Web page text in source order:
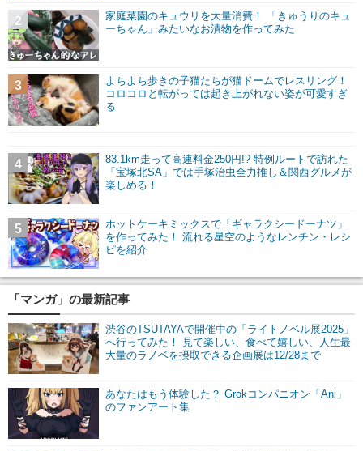
家庭菜園のキュウリを大量消費！ 「きゅうりのキュ
ーちゃん」みたいなお漬物を作ってみた
2
よちよち歩きの子猫たちが猫ドームでレスリング！
コロコロと転がっては起き上がれない姿が可愛すぎ
る
3
83.1km走って高速料金250円!? 特例ルートで訪れた
「宝塚北SA」では手塚治虫全力推し＆関西グルメが
楽しめる！
4
ホットケーキミックスで「ギャラクシードーナツ」
を作ってみた！ 流れる星空のようなレンチン・レシ
ピを紹介
5
「マンガ」の最新記事
渋谷のTSUTAYAで開催中の「ライトノベル展2025」
へ行ってみた！ 見て楽しい、食べて嬉しい、人生最
大量のラノベを摂取できる企画展は12/28まで
あなたはもう体験した？ Grokコンパニオン「Ani」
のファンアート集